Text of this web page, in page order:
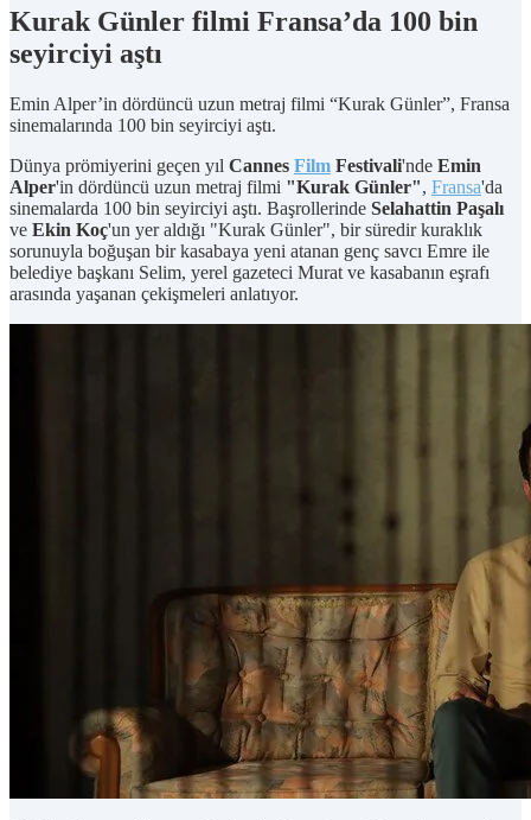
Kurak Günler filmi Fransa’da 100 bin
seyirciyi aştı
Emin Alper’in dördüncü uzun metraj filmi “Kurak Günler”, Fransa
sinemalarında 100 bin seyirciyi aştı.
Dünya prömiyerini geçen yıl Cannes Film Festivali'nde Emin
Alper'in dördüncü uzun metraj filmi "Kurak Günler", Fransa'da
sinemalarda 100 bin seyirciyi aştı. Başrollerinde Selahattin Paşalı
ve Ekin Koç'un yer aldığı "Kurak Günler", bir süredir kuraklık
sorunuyla boğuşan bir kasabaya yeni atanan genç savcı Emre ile
belediye başkanı Selim, yerel gazeteci Murat ve kasabanın eşrafı
arasında yaşanan çekişmeleri anlatıyor.